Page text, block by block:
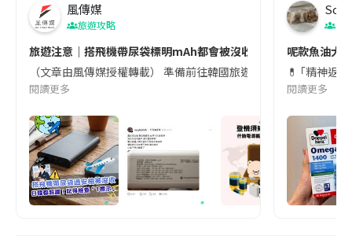
風傳媒
旅遊攻略
旅遊注意｜搭飛機帶尿袋標明mAh都會被沒收😱出發前切記檢查
（文章由風傳媒授權轉載） 準備前往韓國旅遊的民眾，近期要
閱讀更多
Soul
呢款魚油大
💊 ｢精神返
閱讀更多